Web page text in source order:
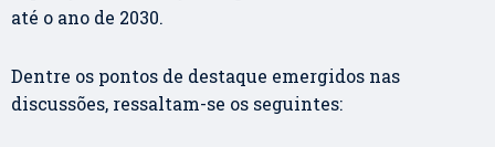
até o ano de 2030.
Dentre os pontos de destaque emergidos nas
discussões, ressaltam-se os seguintes: